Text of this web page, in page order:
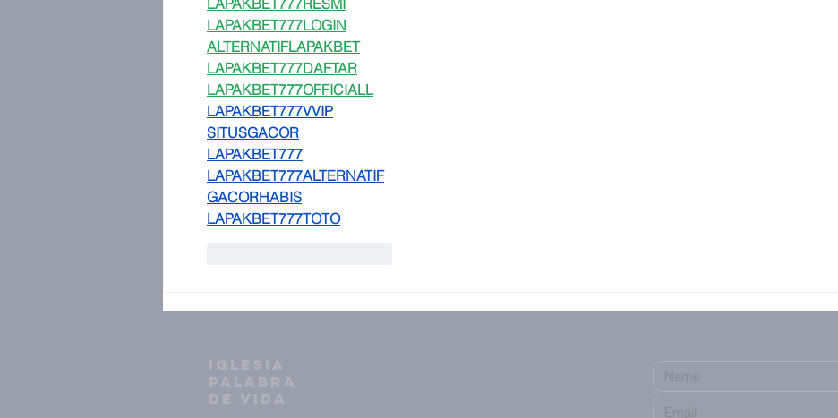
LAPAKBET777RESMI
LAPAKBET777LOGIN
ALTERNATIFLAPAKBET
LAPAKBET777DAFTAR
LAPAKBET777OFFICIALL
LAPAKBET777VVIP
SITUSGACOR
LAPAKBET777
LAPAKBET777ALTERNATIF
GACORHABIS
LAPAKBET777TOTO